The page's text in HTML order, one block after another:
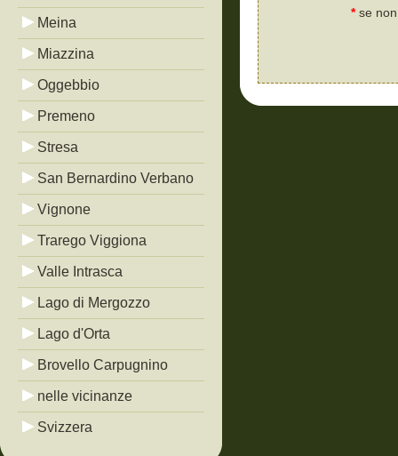
Meina
Miazzina
Oggebbio
Premeno
Stresa
San Bernardino Verbano
Vignone
Trarego Viggiona
Valle Intrasca
Lago di Mergozzo
Lago d'Orta
Brovello Carpugnino
nelle vicinanze
Svizzera
*se non